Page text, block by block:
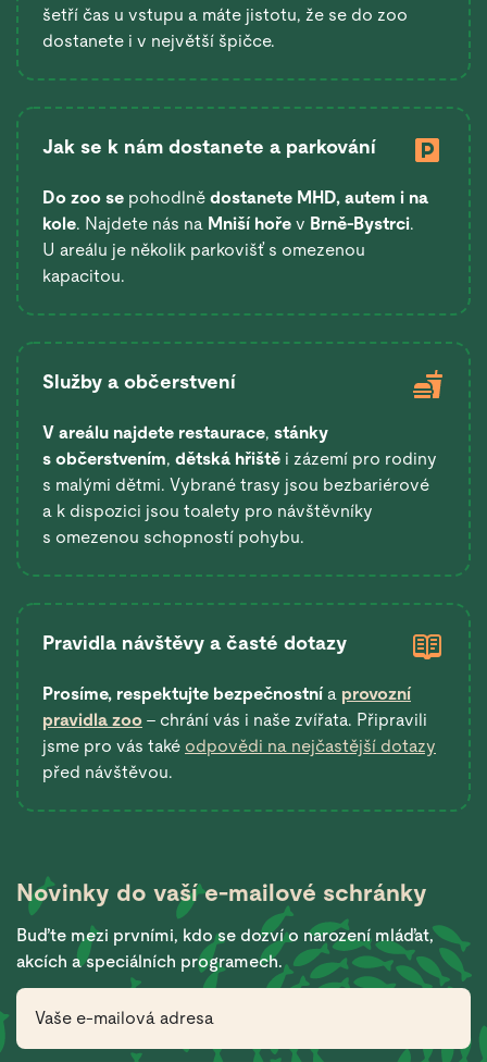
šetří čas u vstupu a máte jistotu, že se do zoo
dostanete i v největší špičce.
Jak se k nám dostanete a parkování
Do zoo se pohodlně dostanete MHD, autem i na
kole. Najdete nás na Mniší hoře v Brně-Bystrci.
U areálu je několik parkovišť s omezenou
kapacitou.
Služby a občerstvení
V areálu najdete restaurace, stánky
s občerstvením, dětská hřiště i zázemí pro rodiny
s malými dětmi. Vybrané trasy jsou bezbariérové
a k dispozici jsou toalety pro návštěvníky
s omezenou schopností pohybu.
Pravidla návštěvy a časté dotazy
Prosíme, respektujte bezpečnostní a provozní
pravidla zoo – chrání vás i naše zvířata. Připravili
jsme pro vás také odpovědi na nejčastější dotazy
před návštěvou.
Novinky do vašíe-mailové schránky
Buďte mezi prvními, kdo se dozví o narození mláďat,
akcích a speciálních programech.